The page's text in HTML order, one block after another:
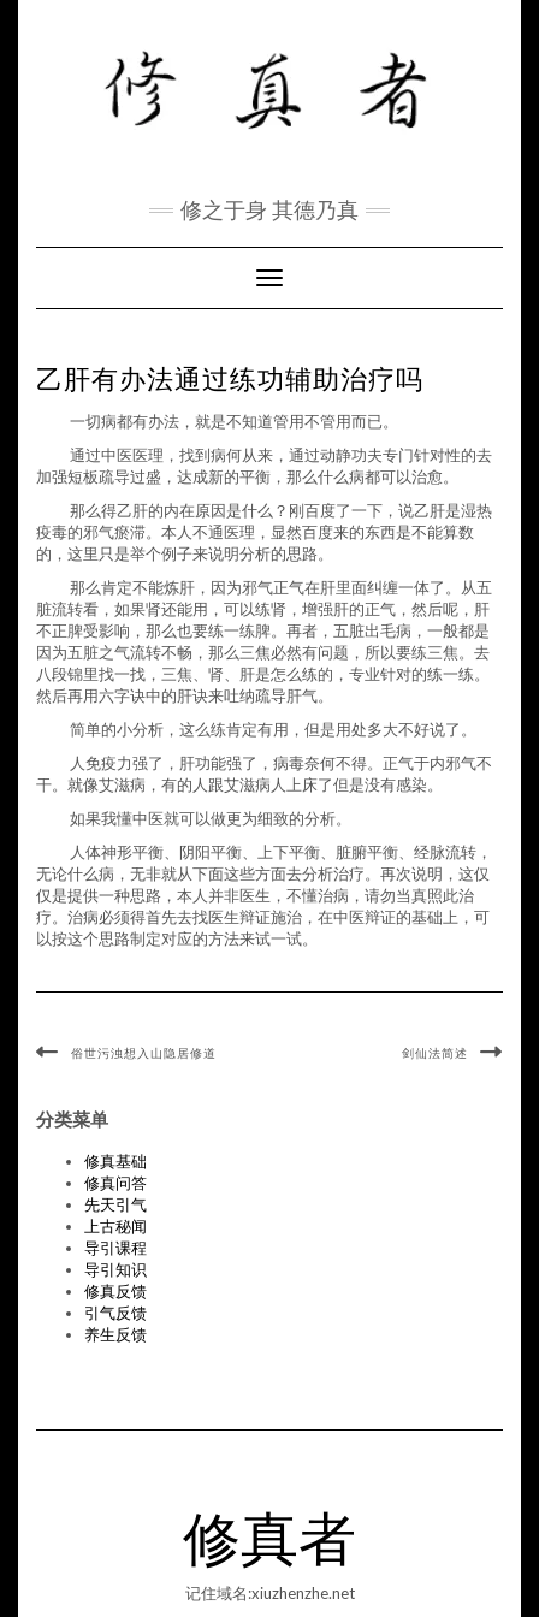
修之于身 其德乃真
Toggle Navigation
乙肝有办法通过练功辅助治疗吗
一切病都有办法，就是不知道管用不管用而已。
通过中医医理，找到病何从来，通过动静功夫专门针对性的去
加强短板疏导过盛，达成新的平衡，那么什么病都可以治愈。
那么得乙肝的内在原因是什么？刚百度了一下，说乙肝是湿热
疫毒的邪气瘀滞。本人不通医理，显然百度来的东西是不能算数
的，这里只是举个例子来说明分析的思路。
那么肯定不能炼肝，因为邪气正气在肝里面纠缠一体了。从五
脏流转看，如果肾还能用，可以练肾，增强肝的正气，然后呢，肝
不正脾受影响，那么也要练一练脾。再者，五脏出毛病，一般都是
因为五脏之气流转不畅，那么三焦必然有问题，所以要练三焦。去
八段锦里找一找，三焦、肾、肝是怎么练的，专业针对的练一练。
然后再用六字诀中的肝诀来吐纳疏导肝气。
简单的小分析，这么练肯定有用，但是用处多大不好说了。
人免疫力强了，肝功能强了，病毒奈何不得。正气于内邪气不
干。就像艾滋病，有的人跟艾滋病人上床了但是没有感染。
如果我懂中医就可以做更为细致的分析。
人体神形平衡、阴阳平衡、上下平衡、脏腑平衡、经脉流转，
无论什么病，无非就从下面这些方面去分析治疗。再次说明，这仅
仅是提供一种思路，本人并非医生，不懂治病，请勿当真照此治
疗。治病必须得首先去找医生辩证施治，在中医辩证的基础上，可
以按这个思路制定对应的方法来试一试。
俗世污浊想入山隐居修道 剑仙法简述
分类菜单
修真基础
修真问答
先天引气
上古秘闻
导引课程
导引知识
修真反馈
引气反馈
养生反馈
修真者
记住域名:xiuzhenzhe.net